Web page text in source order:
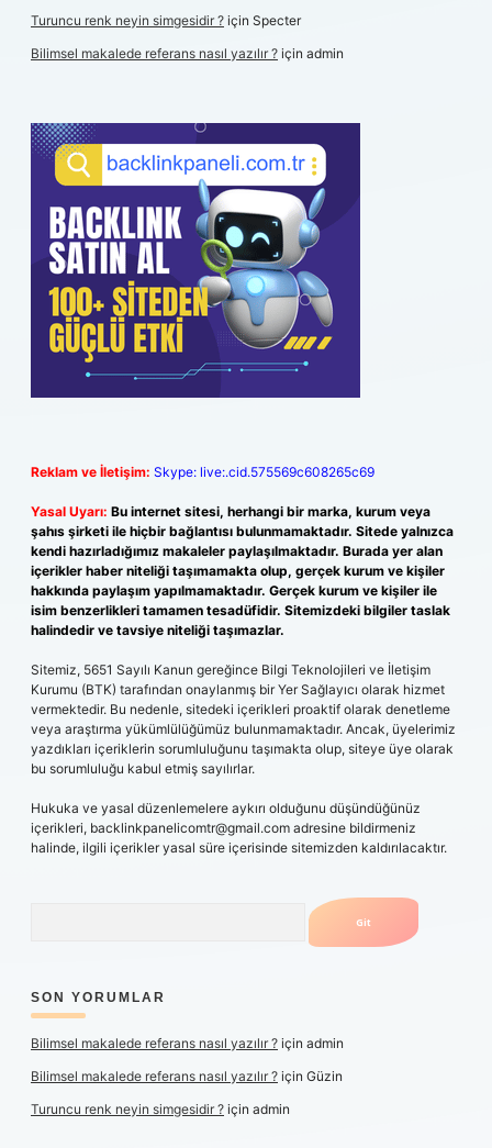
Turuncu renk neyin simgesidir ? için Specter
Bilimsel makalede referans nasıl yazılır ? için admin
Reklam ve İletişim: Skype: live:.cid.575569c608265c69
Yasal Uyarı: Bu internet sitesi, herhangi bir marka, kurum veya
şahıs şirketi ile hiçbir bağlantısı bulunmamaktadır. Sitede yalnızca
kendi hazırladığımız makaleler paylaşılmaktadır. Burada yer alan
içerikler haber niteliği taşımamakta olup, gerçek kurum ve kişiler
hakkında paylaşım yapılmamaktadır. Gerçek kurum ve kişiler ile
isim benzerlikleri tamamen tesadüfidir. Sitemizdeki bilgiler taslak
halindedir ve tavsiye niteliği taşımazlar.
Sitemiz, 5651 Sayılı Kanun gereğince Bilgi Teknolojileri ve İletişim
Kurumu (BTK) tarafından onaylanmış bir Yer Sağlayıcı olarak hizmet
vermektedir. Bu nedenle, sitedeki içerikleri proaktif olarak denetleme
veya araştırma yükümlülüğümüz bulunmamaktadır. Ancak, üyelerimiz
yazdıkları içeriklerin sorumluluğunu taşımakta olup, siteye üye olarak
bu sorumluluğu kabul etmiş sayılırlar.
Hukuka ve yasal düzenlemelere aykırı olduğunu düşündüğünüz
içerikleri, backlinkpanelicomtr@gmail.com adresine bildirmeniz
halinde, ilgili içerikler yasal süre içerisinde sitemizden kaldırılacaktır.
SON YORUMLAR
Bilimsel makalede referans nasıl yazılır ? için admin
Bilimsel makalede referans nasıl yazılır ? için Güzin
Turuncu renk neyin simgesidir ? için admin